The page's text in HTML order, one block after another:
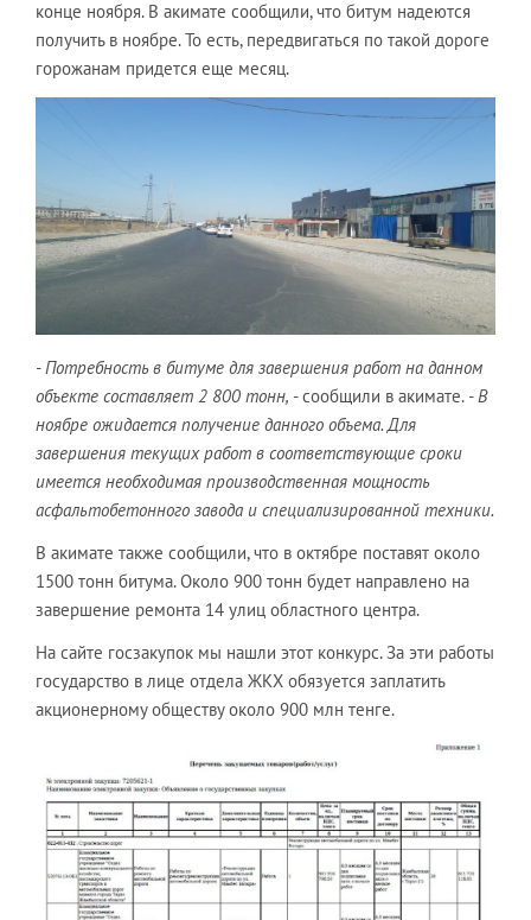
конце ноября. В акимате сообщили, что битум надеются
получить в ноябре. То есть, передвигаться по такой дороге
горожанам придется еще месяц.
- Потребность в битуме для завершения работ на данном
объекте составляет 2 800 тонн, - сообщили в акимате. - В
ноябре ожидается получение данного объема. Для
завершения текущих работ в соответствующие сроки
имеется необходимая производственная мощность
асфальтобетонного завода и специализированной техники.
В акимате также сообщили, что в октябре поставят около
1500 тонн битума. Около 900 тонн будет направлено на
завершение ремонта 14 улиц областного центра.
На сайте госзакупок мы нашли этот конкурс. За эти работы
государство в лице отдела ЖКХ обязуется заплатить
акционерному обществу около 900 млн тенге.